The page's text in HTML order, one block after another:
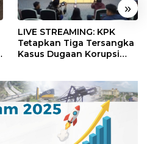
»
LIVE STREAMING: KPK
Tetapkan Tiga Tersangka
Kasus Dugaan Korupsi